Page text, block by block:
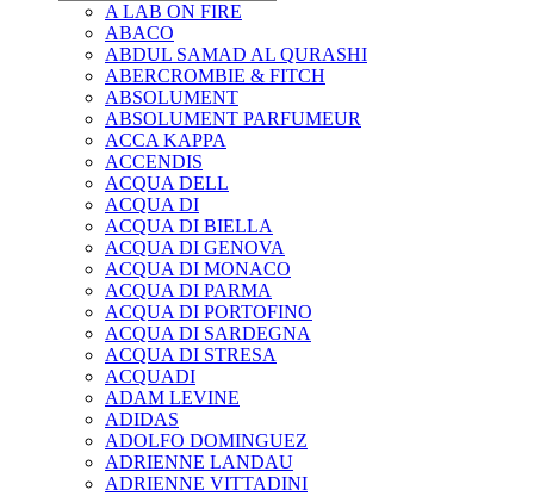
A LAB ON FIRE
ABACO
ABDUL SAMAD AL QURASHI
ABERCROMBIE & FITCH
ABSOLUMENT
ABSOLUMENT PARFUMEUR
ACCA KAPPA
ACCENDIS
ACQUA DELL
ACQUA DI
ACQUA DI BIELLA
ACQUA DI GENOVA
ACQUA DI MONACO
ACQUA DI PARMA
ACQUA DI PORTOFINO
ACQUA DI SARDEGNA
ACQUA DI STRESA
ACQUADI
ADAM LEVINE
ADIDAS
ADOLFO DOMINGUEZ
ADRIENNE LANDAU
ADRIENNE VITTADINI